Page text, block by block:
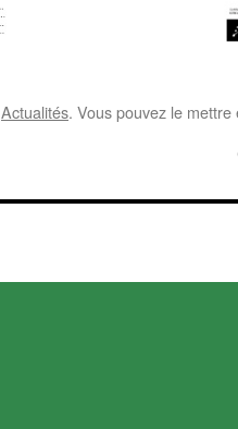
Actualités. Vous pouvez le